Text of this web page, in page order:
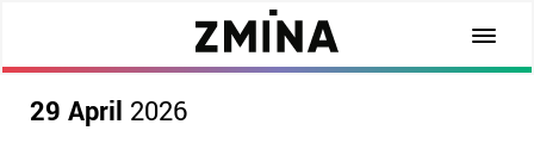
29 April 2026